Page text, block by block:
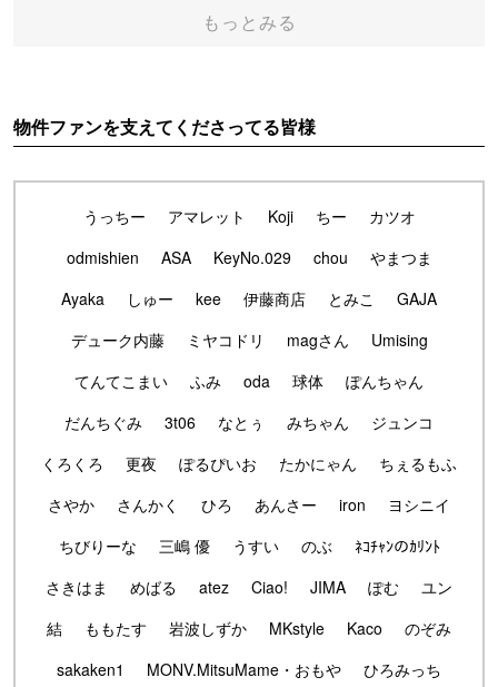
もっとみる
物件ファンを支えてくださってる皆様
うっちー アマレット Koji ちー
カツオ
odmishien
ASA KeyNo.029 chou
やまつま
Ayaka
しゅー kee 伊藤商店 とみこ
GAJA
デューク内藤
ミヤコドリ magさん
Umising
てんてこまい
ふみ oda 球体
ぽんちゃん
だんちぐみ
3t06 なとぅ みちゃん
ジュンコ
くろくろ
更夜 ぽるぴいお たかにゃん
ちぇるもふ
さやか
さんかく ひろ あんさー iron
ヨシニイ
ちびりーな
三嶋 優 うすい のぶ
ﾈｺﾁｬﾝのｶﾘﾝﾄ
さきはま
めばる atez Ciao! JIMA ぽむ
ユン
結
ももたす 岩波しずか MKstyle Kaco
のぞみ
sakaken1
MONV.MitsuMame・おもや
ひろみっち